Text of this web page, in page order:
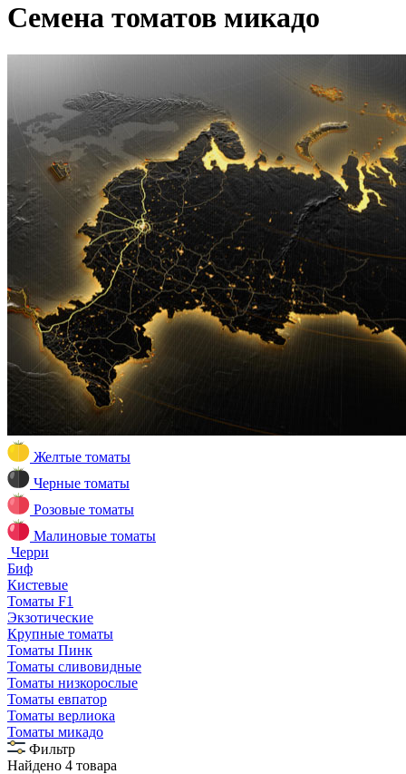
Семена томатов микадо
Желтые томаты
Черные томаты
Розовые томаты
Малиновые томаты
Черри
Биф
Кистевые
Томаты F1
Экзотические
Крупные томаты
Томаты Пинк
Томаты сливовидные
Томаты низкорослые
Томаты евпатор
Томаты верлиока
Томаты микадо
Фильтр
Найдено 4 товара